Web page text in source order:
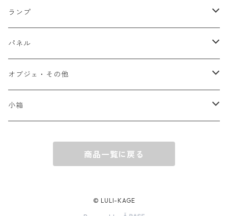
ランプ
吊り下げランプ
卓上ランプ
フロアランプ
パネル
シーズンもの
オブジェ・その他
ドリンク作品
小箱
商品一覧に戻る
© LULI-KAGE